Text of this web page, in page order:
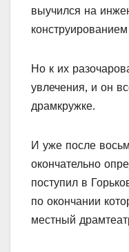
выучился на
Но к их
увлечения, и он
драмкружке.
И уже после
окончательно
поступил в
по окончании
местный